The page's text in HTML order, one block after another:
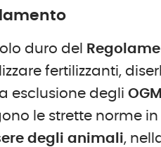
duro del
fertilizzanti,
esclusione degliOGM
le strette norme
degli animali,